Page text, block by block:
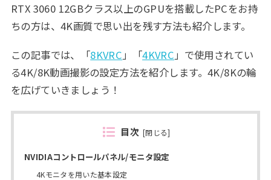
RTX 3060 12GBクラス以上のGPUを搭載したPCをお持
ちの方は、4K画質で思い出を残す方法も紹介します。
この記事では、「8KVRC」「4KVRC」で使用されてい
る4K/8K動画撮影の設定方法を紹介します。4K/8Kの輪
を広げていきましょう！
目次 [閉じる]
NVIDIAコントロールパネル/モニタ設定
4Kモニタを用いた基本設定